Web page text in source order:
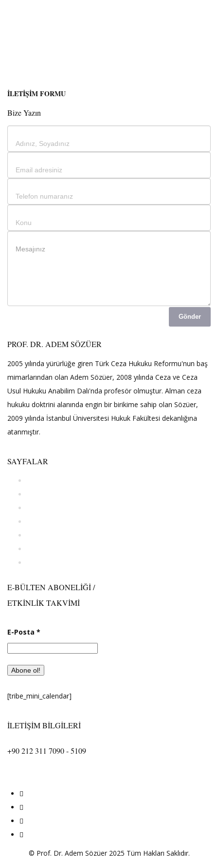
İLETİŞİM FORMU
Bize Yazın
Gönder
PROF. DR. ADEM SÖZÜER
2005 yılında yürürlüğe giren Türk Ceza Hukuku Reformu'nun baş
mimarlarından olan Adem Sözüer, 2008 yılında Ceza ve Ceza
Usul Hukuku Anabilim Dalı'nda profesör olmuştur. Alman ceza
hukuku doktrini alanında engin bir birikime sahip olan Sözüer,
2009 yılında İstanbul Üniversitesi Hukuk Fakültesi dekanlığına
atanmıştır.
SAYFALAR
E-BÜLTEN ABONELİĞİ /
ETKİNLİK TAKVİMİ
E-Posta *
[tribe_mini_calendar]
İLETİŞİM BİLGİLERİ
+90 212 311 7090 - 5109
© Prof. Dr. Adem Sözüer 2025 Tüm Hakları Saklıdır.